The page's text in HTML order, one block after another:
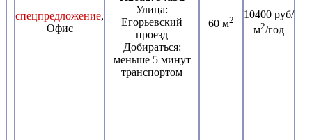
спецпредложение,
Офис
Улица:
Егорьевский
проезд
Добираться:
меньше 5 минут
транспортом
60 м2
10400 руб/
м2/год